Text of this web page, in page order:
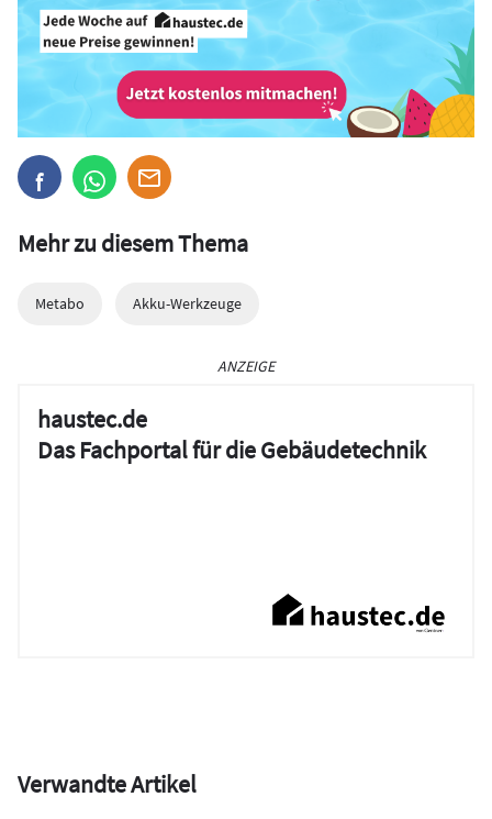
Mehr zu diesem Thema
Metabo Akku-Werkzeuge
ANZEIGE
haustec.de
Das Fachportal für die Gebäudetechnik
Verwandte Artikel